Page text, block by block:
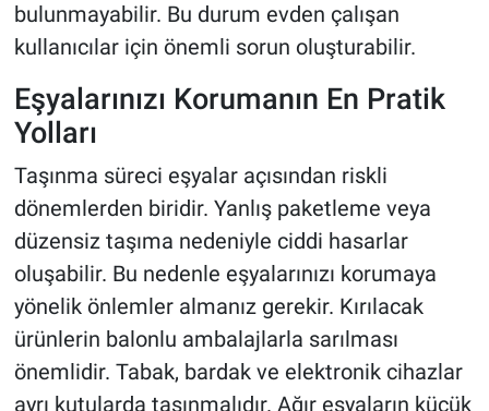
bulunmayabilir. Bu durum evden çalışan
kullanıcılar için önemli sorun oluşturabilir.
Eşyalarınızı Korumanın En Pratik
Yolları
Taşınma süreci eşyalar açısından riskli
dönemlerden biridir. Yanlış paketleme veya
düzensiz taşıma nedeniyle ciddi hasarlar
oluşabilir. Bu nedenle eşyalarınızı korumaya
yönelik önlemler almanız gerekir. Kırılacak
ürünlerin balonlu ambalajlarla sarılması
önemlidir. Tabak, bardak ve elektronik cihazlar
ayrı kutularda taşınmalıdır. Ağır eşyaların küçük